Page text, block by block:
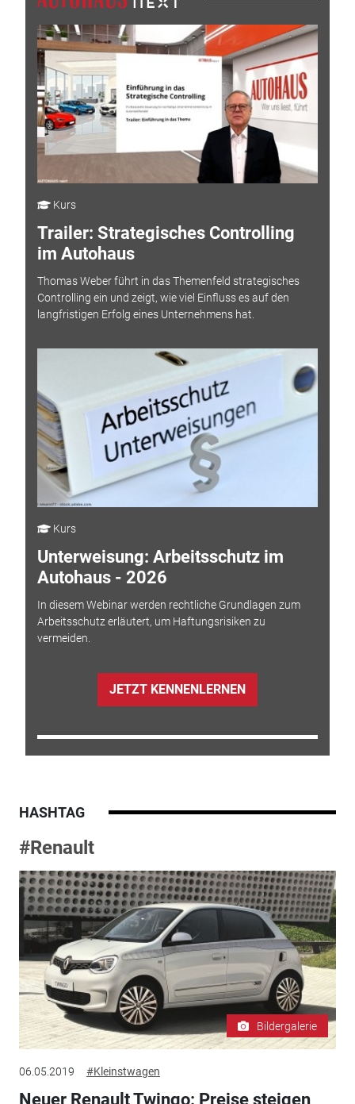
Kurs
Trailer: Strategisches Controlling
im Autohaus
Thomas Weber führt in das Themenfeld strategisches
Controlling ein und zeigt, wie viel Einfluss es auf den
langfristigen Erfolg eines Unternehmens hat.
Kurs
Unterweisung: Arbeitsschutz im
Autohaus - 2026
In diesem Webinar werden rechtliche Grundlagen zum
Arbeitsschutz erläutert, um Haftungsrisiken zu
vermeiden.
JETZT KENNENLERNEN
HASHTAG
#Renault
Bildergalerie
06.05.2019 #Kleinstwagen
Neuer Renault Twingo: Preise steigen